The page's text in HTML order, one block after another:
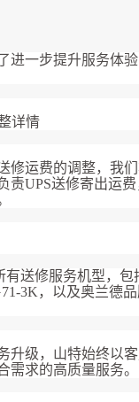
一步提升服务体
详情
运费的调整，我
UPS送修寄出运
送修服务机型，包
3K，以及奥兰德
级，山特始终以
求的高质量服务。